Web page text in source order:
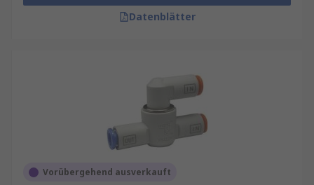
Datenblätter
Vorübergehend ausverkauft